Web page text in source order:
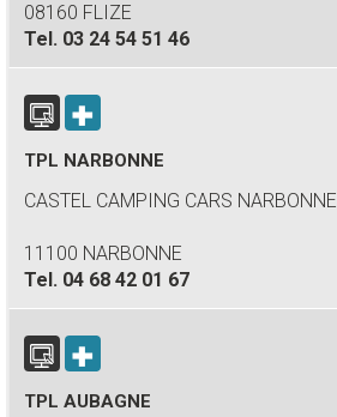
08160 FLIZE
Tel. 03 24 54 51 46
TPL NARBONNE
CASTEL CAMPING CARS NARBONNE
11100 NARBONNE
Tel. 04 68 42 01 67
TPL AUBAGNE